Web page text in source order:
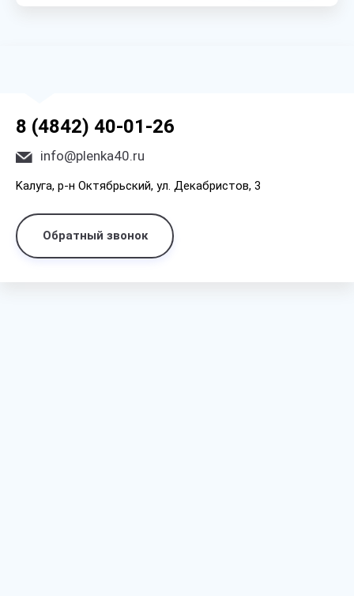
8 (4842) 40-01-26
info@plenka40.ru
Kaлyгa, p-н Oктябpьcкий, yл. Дeкaбpиcтoв, 3
Обратный звонок